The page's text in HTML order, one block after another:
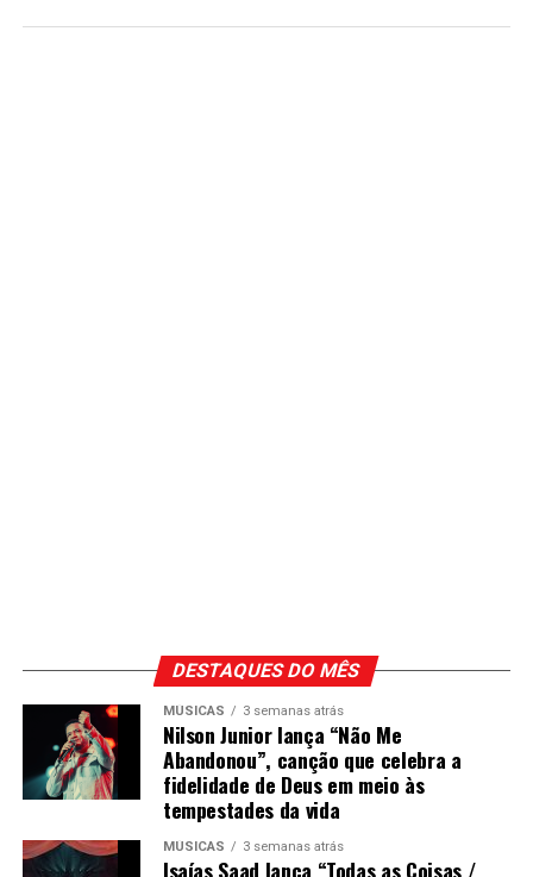
DESTAQUES DO MÊS
MÚSICAS 3 semanas atrás
Nilson Junior lança “Não Me
Abandonou”, canção que celebra a
fidelidade de Deus em meio às
tempestades da vida
MÚSICAS 3 semanas atrás
Isaías Saad lança “Todas as Coisas /